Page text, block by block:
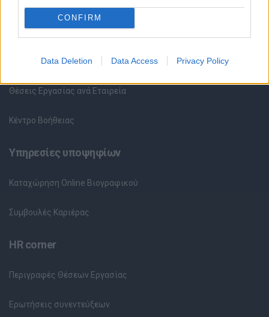
CONFIRM
Data Deletion Data Access Privacy Policy
Όλες οι Θέσεις Εργασίας
Θέσεις Εργασίας ανά Ειδικότητα
Θέσεις Εργασίας ανά Εταιρεία
Κέντρο Βοήθειας
Υπηρεσίες υποψηφίων
Καταχώρηση Online Βιογραφικού
Συμβουλές Καριέρας
HR corner
Περιγραφές Θέσεων Εργασίας
Ερωτήσεις συνεντεύξεων